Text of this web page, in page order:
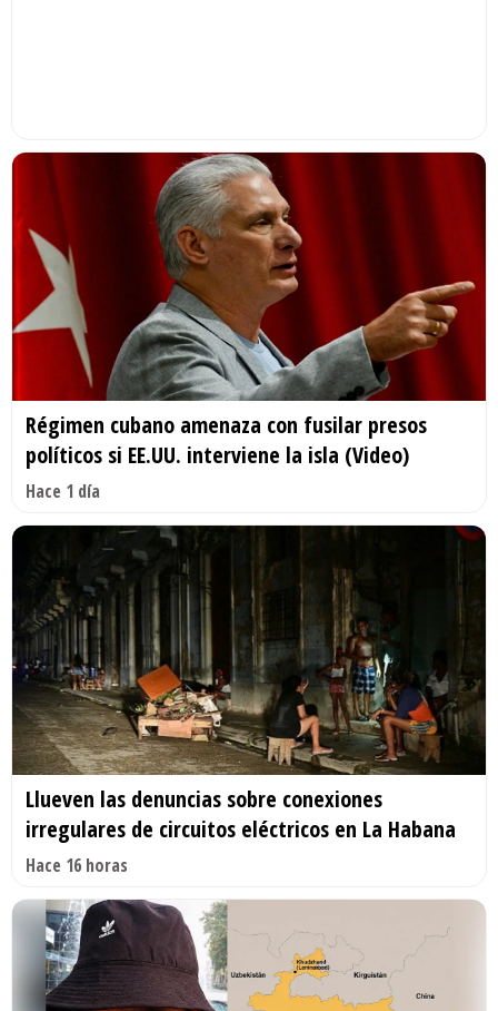
Régimen cubano amenaza con fusilar presos
políticos si EE.UU. interviene la isla (Video)
Hace 1 día
Llueven las denuncias sobre conexiones
irregulares de circuitos eléctricos en La Habana
Hace 16 horas